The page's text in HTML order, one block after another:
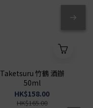
Taketsuru 竹鶴 酒辦
50ml
HK$158.00
HK$165.00